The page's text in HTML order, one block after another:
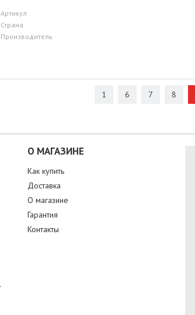
Артикул
Страна
Производитель
1 6 7 8
О МАГАЗИНЕ
Как купить
Доставка
О магазине
Гарантия
Контакты